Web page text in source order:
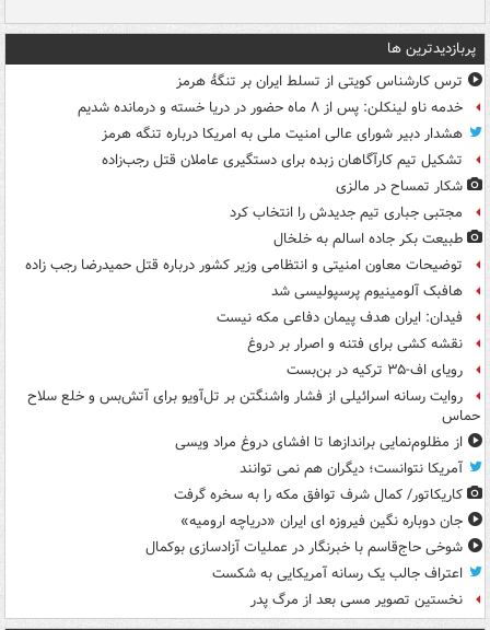
پربازدیدترین ها
ترس کارشناس کویتی از تسلط ایران بر تنگۀ هرمز
خدمه ناو لینکلن: پس از ۸ ماه حضور در دریا خسته و درمانده‌ شدیم
هشدار دبیر شورای عالی امنیت ملی به امریکا درباره تنگه هرمز
تشکیل تیم کارآگاهان زبده برای دستگیری عاملان قتل رجب‌زاده
شکار تمساح در مالزی
مجتبی جباری تیم جدیدش را انتخاب کرد
طبیعت بکر جاده اسالم به خلخال
توضیحات معاون امنیتی و انتظامی وزیر کشور درباره قتل حمیدرضا رجب زاده
هافبک آلومینیوم پرسپولیسی شد
فیدان: ایران هدف پیمان دفاعی مکه نیست
نقشه کشی برای فتنه و اصرار بر دروغ
رویای اف-۳۵ ترکیه در بن‌بست
روایت رسانه اسرائیلی از فشار واشنگتن بر تل‌آویو برای آتش‌بس و خلع سلاح
حماس
از مظلوم‌نمایی براندازها تا افشای دروغ مراد ویسی
آمریکا نتوانست؛ دیگران هم نمی توانند
کاریکاتور/ کمال شرف توافق مکه را به سخره گرفت
جان دوباره نگین فیروزه ای ایران «دریاچه ارومیه»
شوخی حاج‌قاسم با خبرنگار در عملیات آزادسازی بوکمال
اعتراف جالب یک رسانه آمریکایی به شکست
نخستین تصویر مسی بعد از مرگ پدر